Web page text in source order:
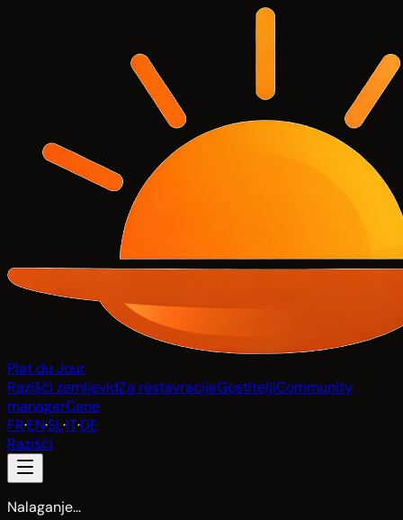
Plat du Jour
Razišči zemljevidZa restavracijeGostiteljiCommunity
managerCene
FR·EN·SL·IT·DE
Razišči
Nalaganje…